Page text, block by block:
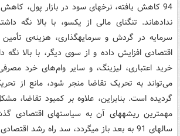
94 کاهش یافته، نرخ­های سود در بازار پول،
نداده­اند. تنگنای مالی از یک­سو، با بالا نگه
سرمایه در گردش و سرمایه­گذاری، هزینه‌ی تأمین
اقتصادی افزایش داده و از سوی دیگر، با بالا
خرید اعتباری، لیزینگ، و سایر وام‌های خرد
می‌تواند به تحریک تقاضا منجر شود، مانع از
گردیده است. بنابراین، علاوه بر کمبود تقاضا،
مهمترین ریشه­های آن به سیاست­های اقتصادی
سال­های 91 به بعد باز می­گردد، سد راه رشد اقتصادی است.